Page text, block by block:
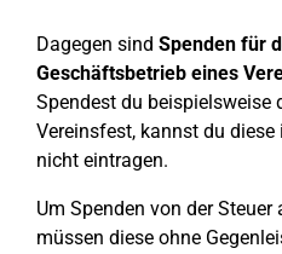
Dagegen sind Spenden für
Geschäftsbetrieb eines
Spendest du beispielsweise
Vereinsfest, kannst du
nicht eintragen.
Um Spenden von der Steuer
müssen diese ohne